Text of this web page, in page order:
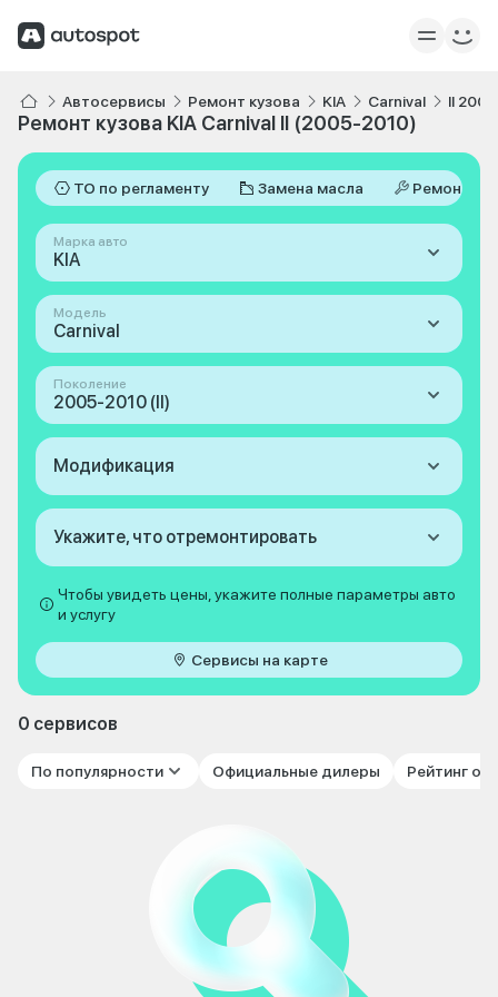
Автосервисы Ремонт кузова KIA Carnival II
Ремонт кузова KIA Carnival II (2005-2010)
ТО по регламенту Замена масла Ремонт
Марка авто
KIA
Модель
Carnival
Поколение
2005-2010 (II)
Модификация
Укажите, что отремонтировать
Чтобы увидеть цены, укажите полные параметры авто
и услугу
Сервисы на карте
0 сервисов
По популярности Официальные дилеры Рейтинг